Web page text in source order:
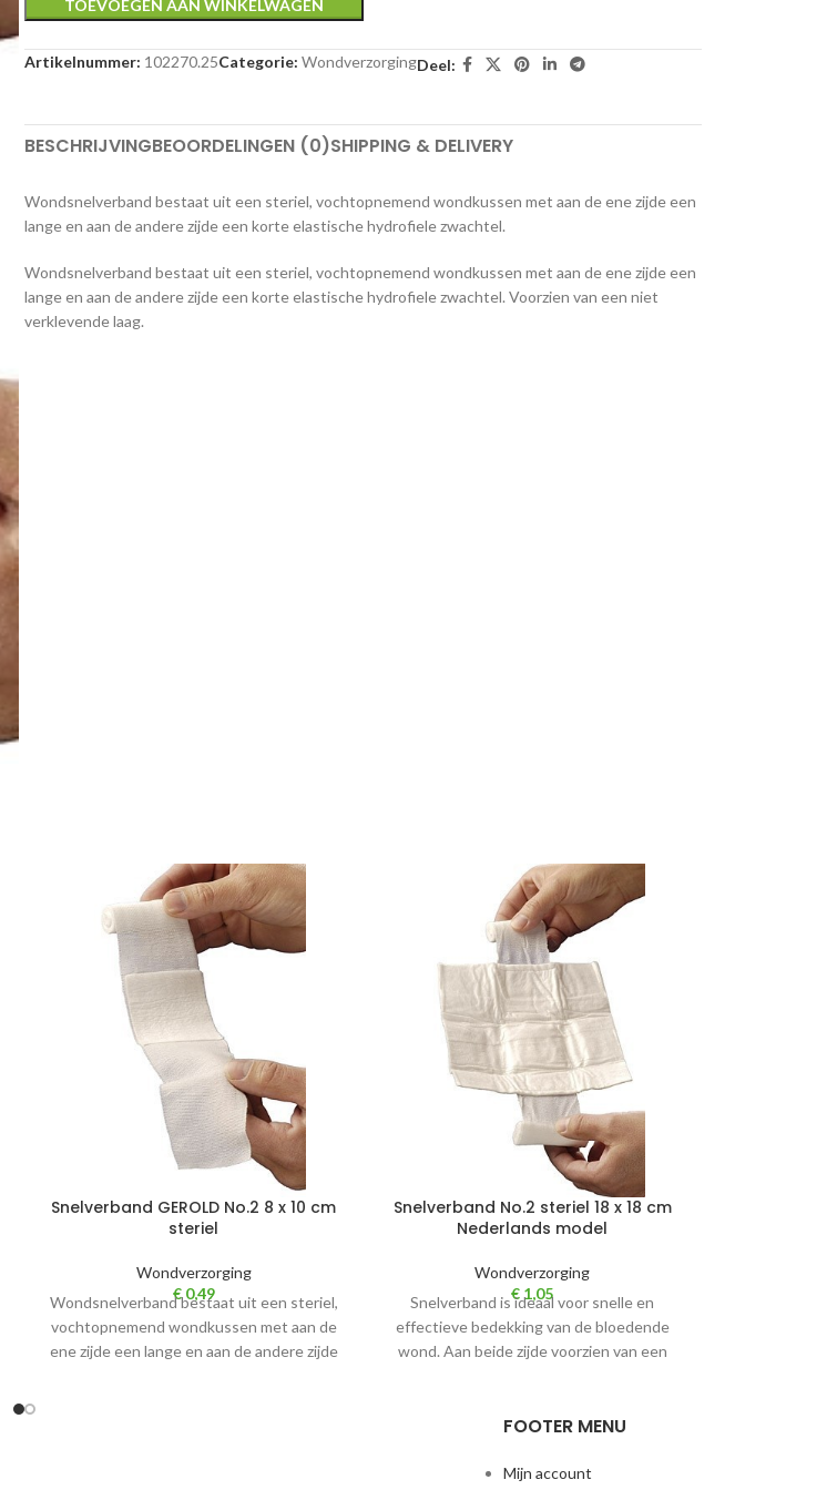
TOEVOEGEN AAN WINKELWAGEN
Artikelnummer: 102270.25Categorie: WondverzorgingDeel:
BESCHRIJVINGBEOORDELINGEN (0)SHIPPING & DELIVERY
Wondsnelverband bestaat uit een steriel, vochtopnemend wondkussen met aan de ene zijde een
lange en aan de andere zijde een korte elastische hydrofiele zwachtel.
Wondsnelverband bestaat uit een steriel, vochtopnemend wondkussen met aan de ene zijde een
lange en aan de andere zijde een korte elastische hydrofiele zwachtel. Voorzien van een niet
verklevende laag.
Snelverband GEROLD No.2 8 x 10 cm
steriel
Wondverzorging
€0,49
Wondsnelverband bestaat uit een steriel,
vochtopnemend wondkussen met aan de
ene zijde een lange en aan de andere zijde
Snelverband No.2 steriel 18 x 18 cm
Nederlands model
Wondverzorging
€1,05
Snelverband is ideaal voor snelle en
effectieve bedekking van de bloedende
wond. Aan beide zijde voorzien van een
FOOTER MENU
Mijn account